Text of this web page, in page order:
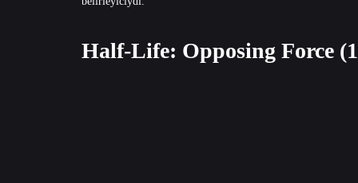
Half-Life: Opposing Force